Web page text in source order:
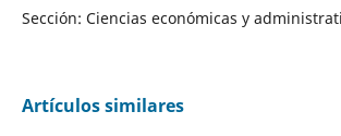
Sección: Ciencias económicas y
Artículos similares